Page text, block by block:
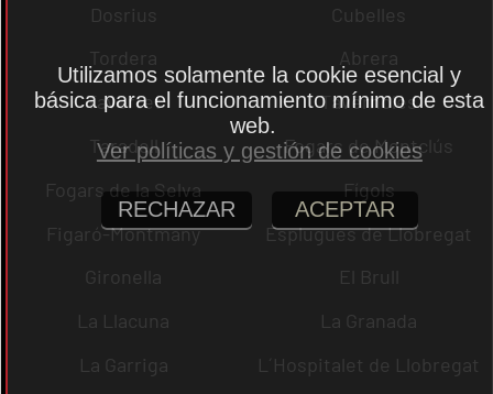
Dosrius
Cubelles
Tordera
Abrera
Tavertet
Tavèrnoles
Taradell
Fogars de Montclús
Fogars de la Selva
Fígols
Figaró-Montmany
Esplugues de Llobregat
Gironella
El Brull
La Llacuna
La Granada
La Garriga
L´Hospitalet de Llobregat
Utilizamos solamente la cookie esencial y
básica para el funcionamiento mínimo de esta
web.
Ver políticas y gestión de cookies
RECHAZAR ACEPTAR